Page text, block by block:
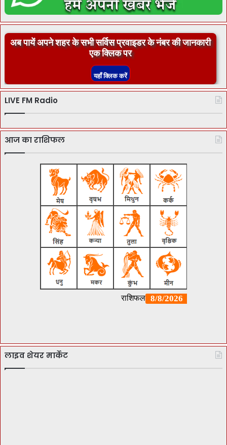
अब पायें अपने शहर के सभी सर्विस प्रवाइडर के नंबर की जानकारी
एक क्लिक पर
LIVE FM Radio
आज का राशिफल
लाइव शेयर मार्केट